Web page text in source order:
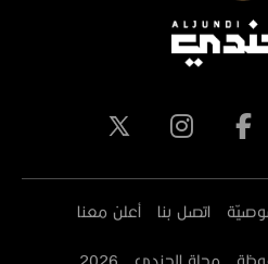
اتصل بنا أعلن معنا
- مجلة الجندي - 2026